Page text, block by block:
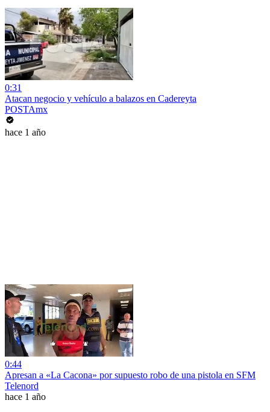
0:31
Atacan negocio y vehículo a balazos en Cadereyta
POSTAmx
hace 1 año
0:44
Apresan a «La Cacona» por supuesto robo de una pistola en SFM
Telenord
hace 1 año